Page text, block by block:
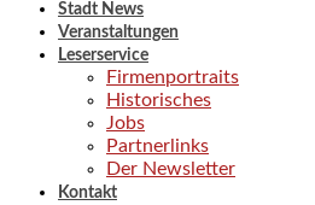
Stadt News
Veranstaltungen
Leserservice
Firmenportraits
Historisches
Jobs
Partnerlinks
Der Newsletter
Kontakt